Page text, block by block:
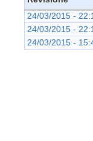
24/03/2015 -
24/03/2015 -
24/03/2015 -